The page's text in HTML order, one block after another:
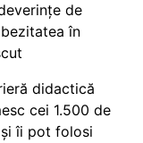
de
în
didactică
cei 1.500 de
îi pot folosi